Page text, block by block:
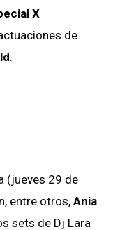
X
de
.
(jueves 29 de
entre otros, Ania
sets de Dj Lara